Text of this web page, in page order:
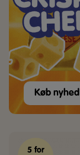
Køb
5 for